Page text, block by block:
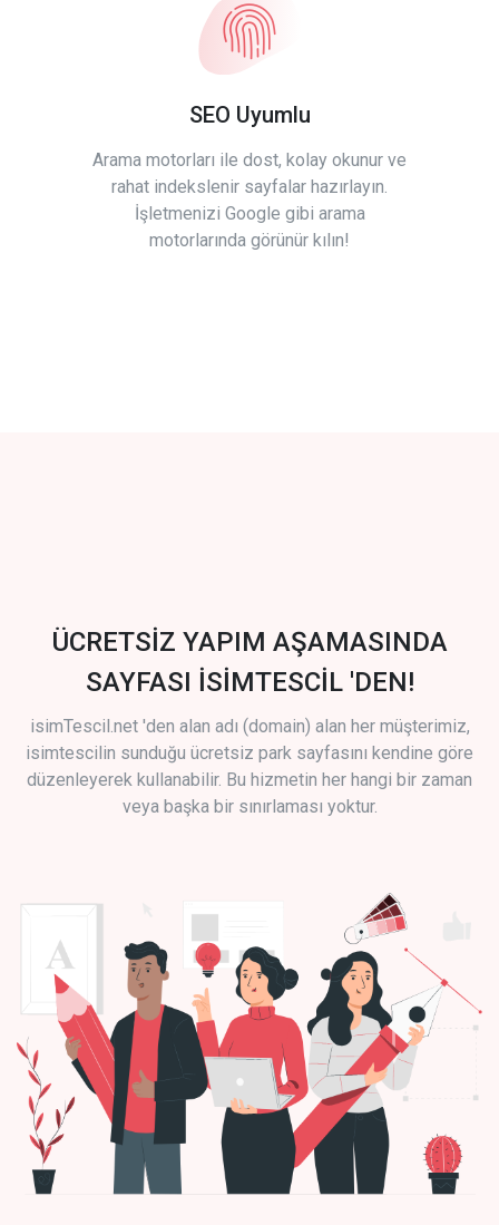
SEO Uyumlu
Arama motorları ile dost, kolay okunur ve
rahat indekslenir sayfalar hazırlayın.
İşletmenizi Google gibi arama
motorlarında görünür kılın!
ÜCRETSİZ YAPIM AŞAMASINDA
SAYFASI İSİMTESCİL 'DEN!
isimTescil.net 'den alan adı (domain) alan her müşterimiz,
isimtescilin sunduğu ücretsiz park sayfasını kendine göre
düzenleyerek kullanabilir. Bu hizmetin her hangi bir zaman
veya başka bir sınırlaması yoktur.